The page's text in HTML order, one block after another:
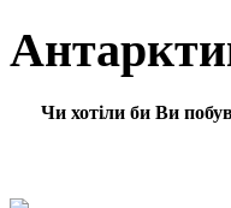
Чи хотіли би Ви